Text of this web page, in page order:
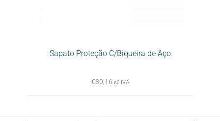
Sapato Proteção C/Biqueira de Aço
€30,16 s/ IVA